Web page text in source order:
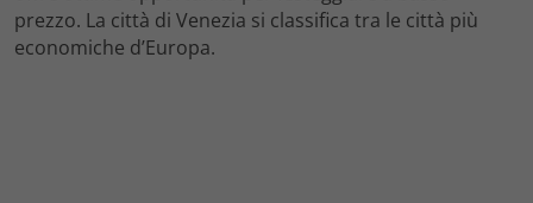
prezzo. La città di Venezia si classifica tra le città più
economiche d’Europa.